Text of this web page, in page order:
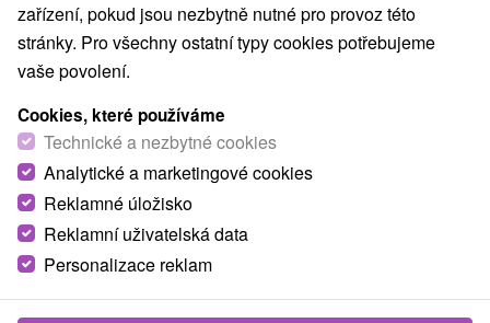
Galerie Dobrá hračka
Prešovský kraj -Tatranská Lomnica
Interaktivní dětská galerie se nachází přímo v Tatranské
Lomnici, v blízkosti bobové dráhy a muzea Tatranského
zařízení, pokud jsou nezbytně nutné pro provoz této
stránky. Pro všechny ostatní typy cookies potřebujeme
vaše povolení.
Cookies, které používáme
Technické a nezbytné cookies
Analytické a marketingové cookies
Reklamné úložisko
Reklamní uživatelská data
Personalizace reklam